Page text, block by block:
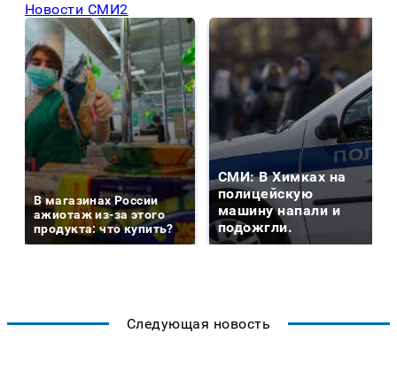
Новости СМИ2
В магазинах России
ажиотаж из-за этого
продукта: что купить?
СМИ: В Химках на
полицейскую
машину напали и
подожгли.
Следующая новость